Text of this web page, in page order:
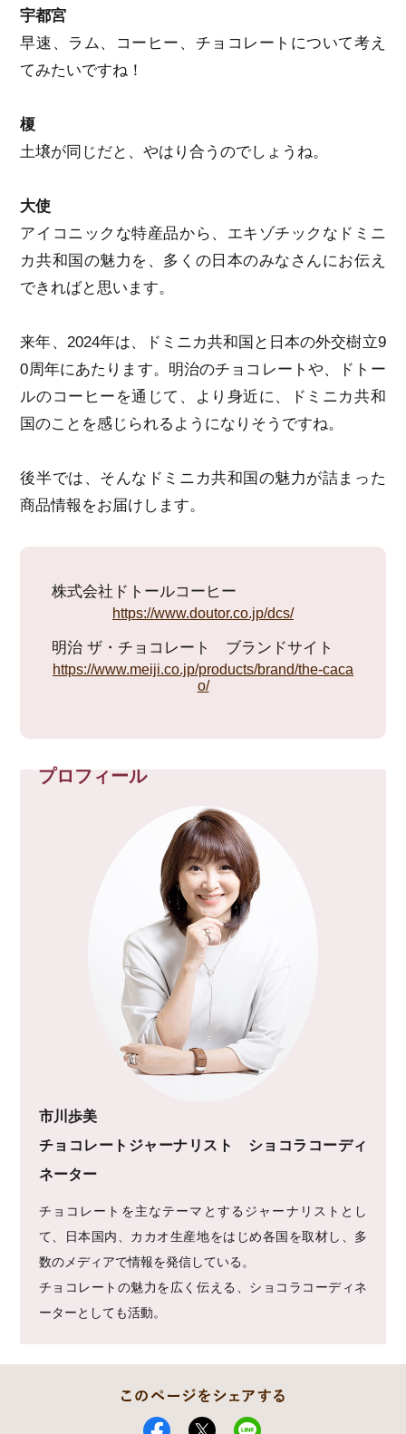
宇都宮
早速、ラム、コーヒー、チョコレートについて考え
てみたいですね！
榎
土壌が同じだと、やはり合うのでしょうね。
大使
アイコニックな特産品から、エキゾチックなドミニ
カ共和国の魅力を、多くの日本のみなさんにお伝え
できればと思います。
来年、2024年は、ドミニカ共和国と日本の外交樹立9
0周年にあたります。明治のチョコレートや、ドトー
ルのコーヒーを通じて、より身近に、ドミニカ共和
国のことを感じられるようになりそうですね。
後半では、そんなドミニカ共和国の魅力が詰まった
商品情報をお届けします。
株式会社ドトールコーヒー
https://www.doutor.co.jp/dcs/
明治 ザ・チョコレート ブランドサイト
https://www.meiji.co.jp/products/brand/the-caca
o/
プロフィール
市川歩美
チョコレートジャーナリスト ショコラコーディ
ネーター
チョコレートを主なテーマとするジャーナリストとし
て、日本国内、カカオ生産地をはじめ各国を取材し、多
数のメディアで情報を発信している。
チョコレートの魅力を広く伝える、ショコラコーディネ
ーターとしても活動。